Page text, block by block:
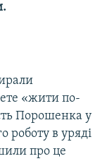
«жити по-
Порошенка у
роботу в уряді
про це